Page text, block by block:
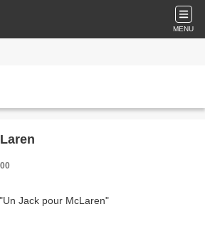
MENU